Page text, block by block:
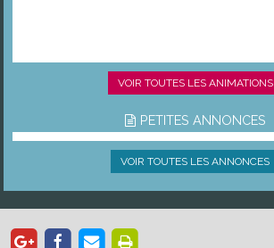
VOIR TOUTES LES ANIMATIONS
PETITES ANNONCES
VOIR TOUTES LES ANNONCES